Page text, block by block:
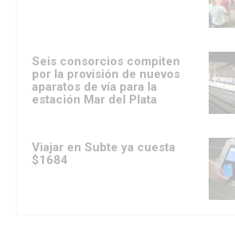
Seis consorcios compiten
por la provisión de nuevos
aparatos de vía para la
estación Mar del Plata
Viajar en Subte ya cuesta
$1684